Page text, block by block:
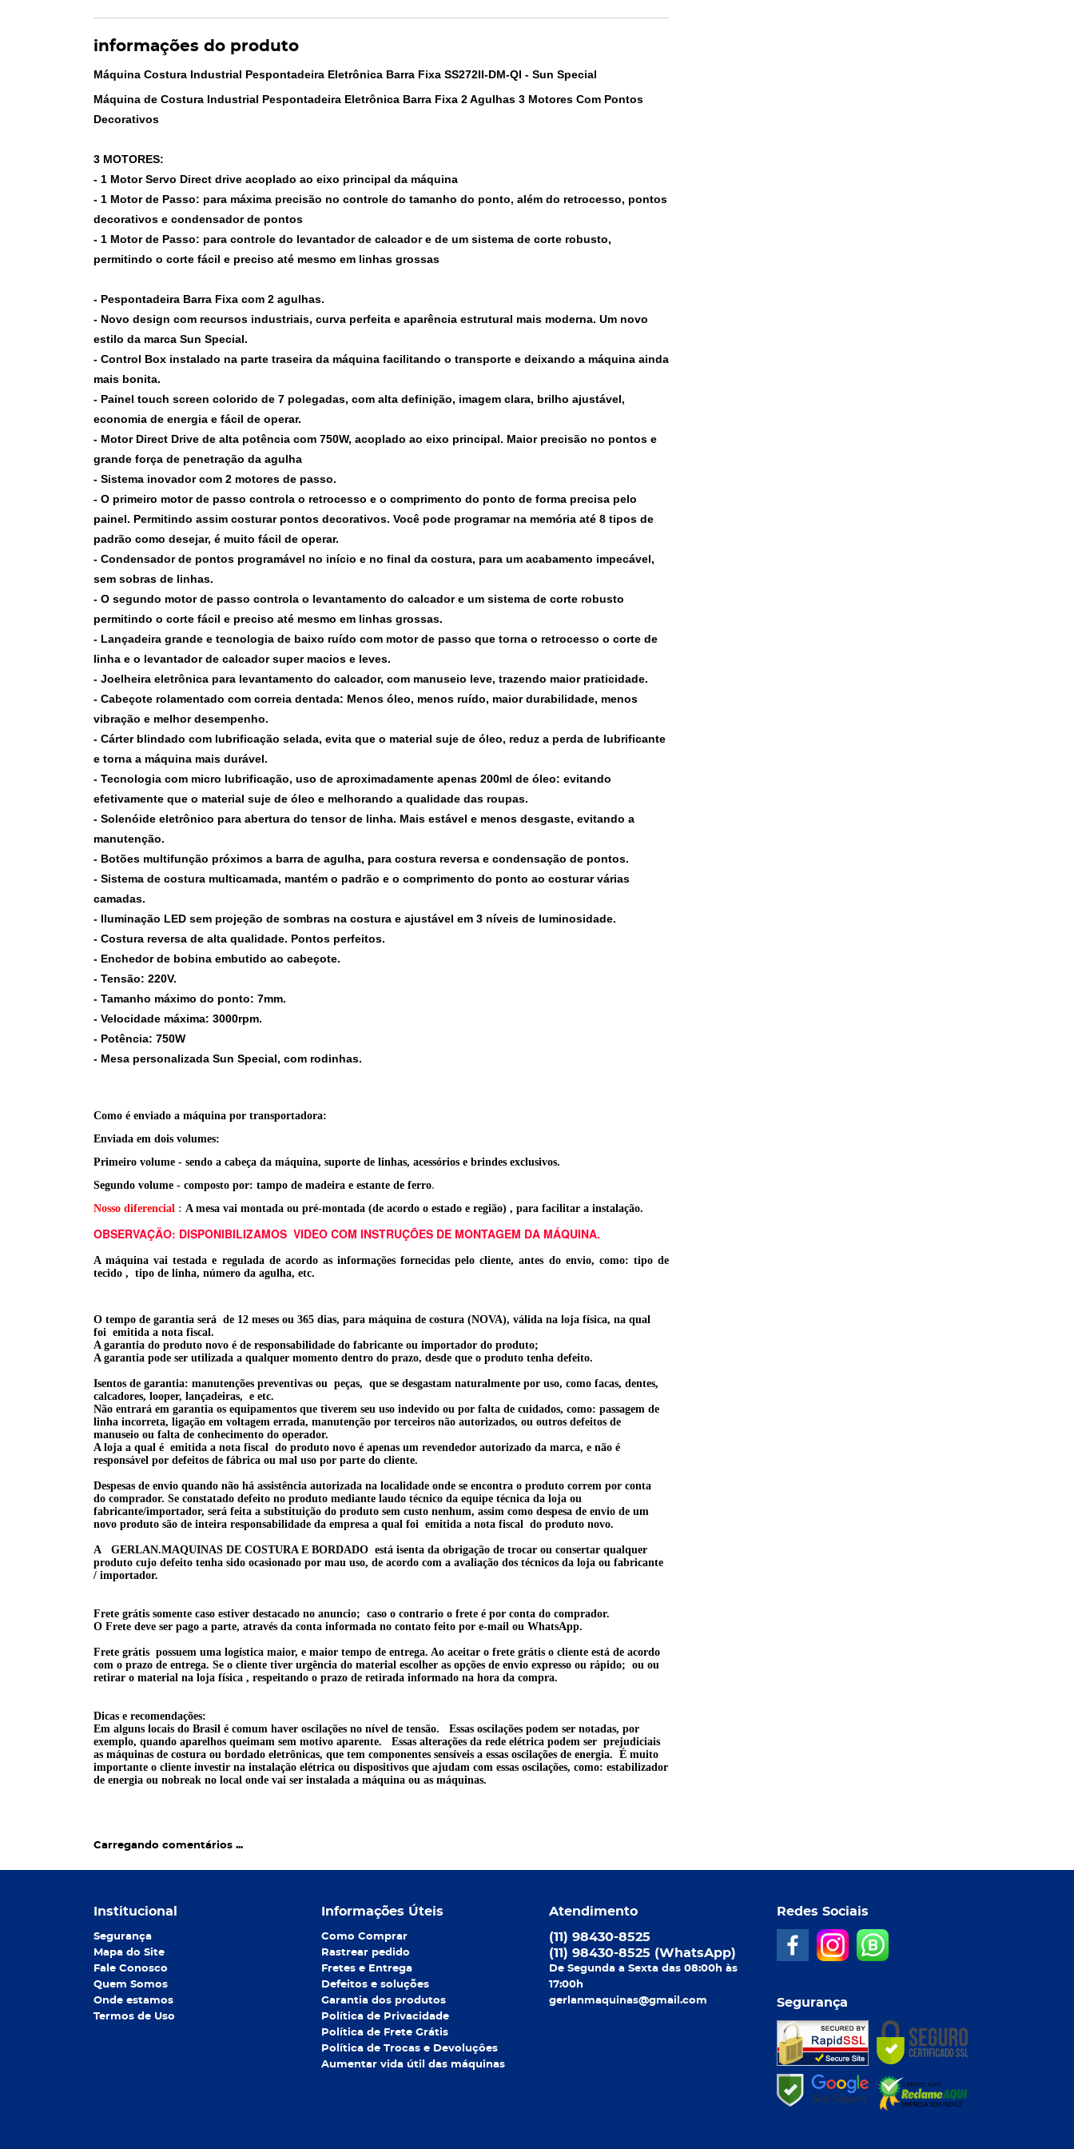
informações do produto
Máquina Costura Industrial Pespontadeira Eletrônica Barra Fixa SS272II-DM-QI - Sun Special
Máquina de Costura Industrial Pespontadeira Eletrônica Barra Fixa 2 Agulhas 3 Motores Com Pontos
Decorativos
3 MOTORES:
- 1 Motor Servo Direct drive acoplado ao eixo principal da máquina
- 1 Motor de Passo: para máxima precisão no controle do tamanho do ponto, além do retrocesso, pontos
decorativos e condensador de pontos
- 1 Motor de Passo: para controle do levantador de calcador e de um sistema de corte robusto,
permitindo o corte fácil e preciso até mesmo em linhas grossas
- Pespontadeira Barra Fixa com 2 agulhas.
- Novo design com recursos industriais, curva perfeita e aparência estrutural mais moderna. Um novo
estilo da marca Sun Special.
- Control Box instalado na parte traseira da máquina facilitando o transporte e deixando a máquina ainda
mais bonita.
- Painel touch screen colorido de 7 polegadas, com alta definição, imagem clara, brilho ajustável,
economia de energia e fácil de operar.
- Motor Direct Drive de alta potência com 750W, acoplado ao eixo principal. Maior precisão no pontos e
grande força de penetração da agulha
- Sistema inovador com 2 motores de passo.
- O primeiro motor de passo controla o retrocesso e o comprimento do ponto de forma precisa pelo
painel. Permitindo assim costurar pontos decorativos. Você pode programar na memória até 8 tipos de
padrão como desejar, é muito fácil de operar.
- Condensador de pontos programável no início e no final da costura, para um acabamento impecável,
sem sobras de linhas.
- O segundo motor de passo controla o levantamento do calcador e um sistema de corte robusto
permitindo o corte fácil e preciso até mesmo em linhas grossas.
- Lançadeira grande e tecnologia de baixo ruído com motor de passo que torna o retrocesso o corte de
linha e o levantador de calcador super macios e leves.
- Joelheira eletrônica para levantamento do calcador, com manuseio leve, trazendo maior praticidade.
- Cabeçote rolamentado com correia dentada: Menos óleo, menos ruído, maior durabilidade, menos
vibração e melhor desempenho.
- Cárter blindado com lubrificação selada, evita que o material suje de óleo, reduz a perda de lubrificante
e torna a máquina mais durável.
- Tecnologia com micro lubrificação, uso de aproximadamente apenas 200ml de óleo: evitando
efetivamente que o material suje de óleo e melhorando a qualidade das roupas.
- Solenóide eletrônico para abertura do tensor de linha. Mais estável e menos desgaste, evitando a
manutenção.
- Botões multifunção próximos a barra de agulha, para costura reversa e condensação de pontos.
- Sistema de costura multicamada, mantém o padrão e o comprimento do ponto ao costurar várias
camadas.
- Iluminação LED sem projeção de sombras na costura e ajustável em 3 níveis de luminosidade.
- Costura reversa de alta qualidade. Pontos perfeitos.
- Enchedor de bobina embutido ao cabeçote.
- Tensão: 220V.
- Tamanho máximo do ponto: 7mm.
- Velocidade máxima: 3000rpm.
- Potência: 750W
- Mesa personalizada Sun Special, com rodinhas.
Como é enviado a máquina por transportadora:
Enviada em dois volumes:
Primeiro volume - sendo a cabeça da máquina, suporte de linhas, acessórios e brindes exclusivos.
Segundo volume - composto por: tampo de madeira e estante de ferro.
Nosso diferencial : A mesa vai montada ou pré-montada (de acordo o estado e região) , para facilitar a instalação.
OBSERVAÇÃO: DISPONIBILIZAMOS VIDEO COM INSTRUÇÕES DE MONTAGEM DA MÁQUINA.
A máquina vai testada e regulada de acordo as informações fornecidas pelo cliente, antes do envio, como: tipo de
tecido , tipo de linha, número da agulha, etc.
O tempo de garantia será de 12 meses ou 365 dias, para máquina de costura (NOVA), válida na loja física, na qual
foi emitida a nota fiscal.
A garantia do produto novo é de responsabilidade do fabricante ou importador do produto;
A garantia pode ser utilizada a qualquer momento dentro do prazo, desde que o produto tenha defeito.
Isentos de garantia: manutenções preventivas ou peças, que se desgastam naturalmente por uso, como facas, dentes,
calcadores, looper, lançadeiras, e etc.
Não entrará em garantia os equipamentos que tiverem seu uso indevido ou por falta de cuidados, como: passagem de
linha incorreta, ligação em voltagem errada, manutenção por terceiros não autorizados, ou outros defeitos de
manuseio ou falta de conhecimento do operador.
A loja a qual é emitida a nota fiscal do produto novo é apenas um revendedor autorizado da marca, e não é
responsável por defeitos de fábrica ou mal uso por parte do cliente.
Despesas de envio quando não há assistência autorizada na localidade onde se encontra o produto correm por conta
do comprador. Se constatado defeito no produto mediante laudo técnico da equipe técnica da loja ou
fabricante/importador, será feita a substituição do produto sem custo nenhum, assim como despesa de envio de um
novo produto são de inteira responsabilidade da empresa a qual foi emitida a nota fiscal do produto novo.
A GERLAN.MAQUINAS DE COSTURA E BORDADO está isenta da obrigação de trocar ou consertar qualquer
produto cujo defeito tenha sido ocasionado por mau uso, de acordo com a avaliação dos técnicos da loja ou fabricante
/ importador.
Frete grátis somente caso estiver destacado no anuncio; caso o contrario o frete é por conta do comprador.
O Frete deve ser pago a parte, através da conta informada no contato feito por e-mail ou WhatsApp.
Frete grátis possuem uma logística maior, e maior tempo de entrega. Ao aceitar o frete grátis o cliente está de acordo
com o prazo de entrega. Se o cliente tiver urgência do material escolher as opções de envio expresso ou rápido; ou ou
retirar o material na loja física , respeitando o prazo de retirada informado na hora da compra.
Dicas e recomendações:
Em alguns locais do Brasil é comum haver oscilações no nível de tensão. Essas oscilações podem ser notadas, por
exemplo, quando aparelhos queimam sem motivo aparente. Essas alterações da rede elétrica podem ser prejudiciais
as máquinas de costura ou bordado eletrônicas, que tem componentes sensíveis a essas oscilações de energia. É muito
importante o cliente investir na instalação elétrica ou dispositivos que ajudam com essas oscilações, como: estabilizador
de energia ou nobreak no local onde vai ser instalada a máquina ou as máquinas.
Carregando comentários ...
Institucional
Segurança
Mapa do Site
Fale Conosco
Quem Somos
Onde estamos
Termos de Uso
Informações Úteis
Como Comprar
Rastrear pedido
Fretes e Entrega
Defeitos e soluções
Garantia dos produtos
Política de Privacidade
Política de Frete Grátis
Política de Trocas e Devoluçôes
Aumentar vida útil das máquinas
Atendimento
(11) 98430-8525
(11) 98430-8525 (WhatsApp)
De Segunda a Sexta das 08:00h às
17:00h
gerlanmaquinas@gmail.com
Redes Sociais
Segurança